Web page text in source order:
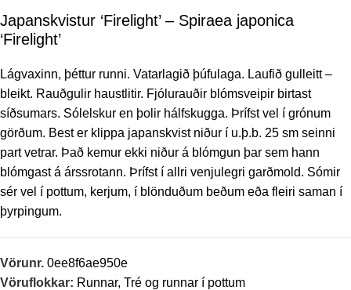
Japanskvistur ‘Firelight’ – Spiraea japonica
‘Firelight’
Lágvaxinn, þéttur runni. Vatarlagið þúfulaga. Laufið gulleitt –
bleikt. Rauðgulir haustlitir. Fjólurauðir blómsveipir birtast
síðsumars. Sólelskur en þolir hálfskugga. Þrífst vel í grónum
görðum. Best er klippa japanskvist niður í u.þ.b. 25 sm seinni
part vetrar. Það kemur ekki niður á blómgun þar sem hann
blómgast á árssrotann. Þrífst í allri venjulegri garðmold. Sómir
sér vel í pottum, kerjum, í blönduðum beðum eða fleiri saman í
þyrpingum.
Vörunr. 0ee8f6ae950e
Vöruflokkar: Runnar, Tré og runnar í pottum